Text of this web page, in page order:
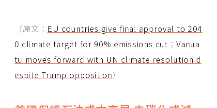
（原文： EU countries give final approval to 204
0 climate target for 90% emissions cut ； Vanua
tu moves forward with UN climate resolution d
espite Trump opposition）